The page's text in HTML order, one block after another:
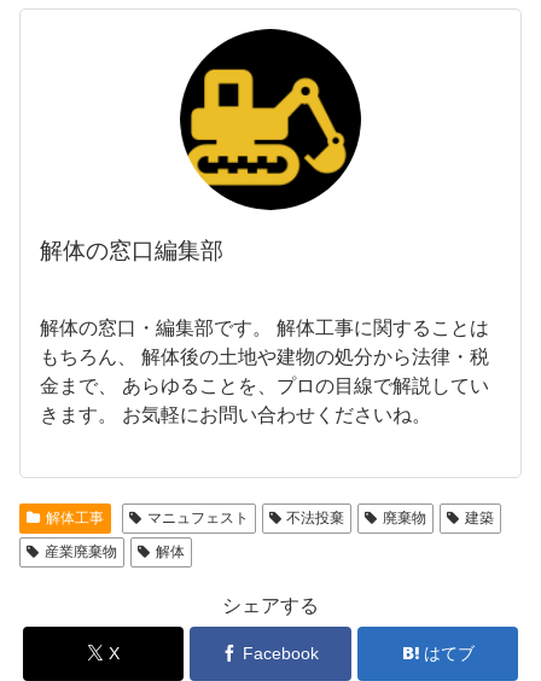
解体の窓口編集部
解体の窓口・編集部です。 解体工事に関することは
もちろん、 解体後の土地や建物の処分から法律・税
金まで、 あらゆることを、プロの目線で解説してい
きます。 お気軽にお問い合わせくださいね。
解体工事 マニュフェスト 不法投棄 廃棄物
建築
産業廃棄物
解体
シェアする
X Facebook はてブ